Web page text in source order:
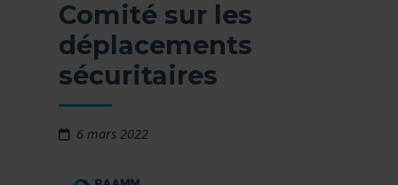
Comité sur les
déplacements
sécuritaires
6 mars 2022